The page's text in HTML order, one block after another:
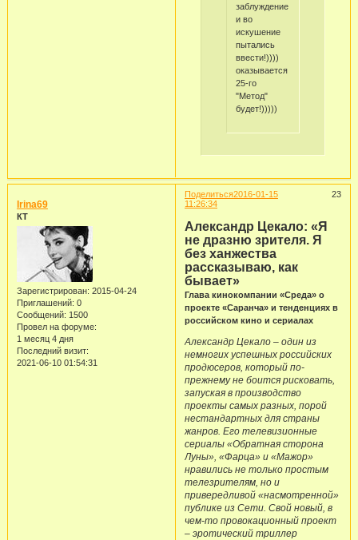
заблуждение
и во
искушение
пытались
ввести!))))
оказывается
25-го
"Метод"
будет!)))))
Поделиться 23
2016-01-15
11:26:34
Irina69
КТ
Зарегистрирован: 2015-04-24
Приглашений: 0
Сообщений: 1500
Провел на форуме:
1 месяц 4 дня
Последний визит:
2021-06-10 01:54:31
Александр Цекало: «Я
не дразню зрителя. Я
без ханжества
рассказываю, как
бывает»
Глава кинокомпании «Среда» о
проекте «Саранча» и тенденциях в
российском кино и сериалах
Александр Цекало – один из
немногих успешных российских
продюсеров, который по-
прежнему не боится рисковать,
запуская в производство
проекты самых разных, порой
нестандартных для страны
жанров. Его телевизионные
сериалы «Обратная сторона
Луны», «Фарца» и «Мажор»
нравились не только простым
телезрителям, но и
привередливой «насмотренной»
публике из Сети. Свой новый, в
чем-то провокационный проект
– эротический триллер